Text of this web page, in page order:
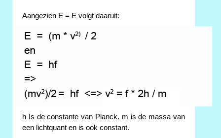
Aangezien E = E volgt daaruit:
h Is de constante van Planck. m is de massa van
een lichtquant en is ook constant.